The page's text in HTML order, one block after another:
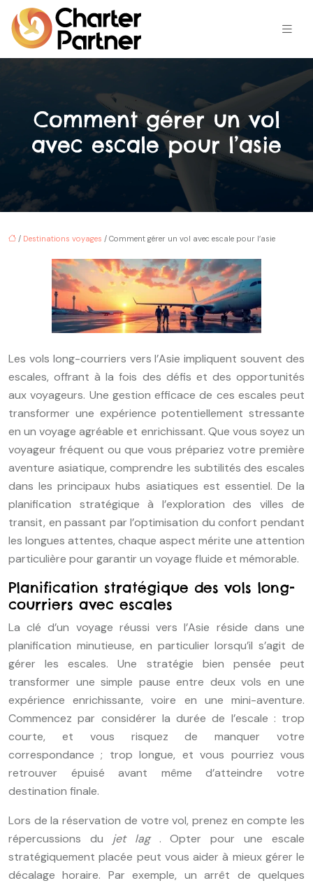
Comment gérer un vol
avec escale pour l’asie
/ Destinations voyages / Comment gérer un vol avec escale pour l’asie
Les vols long-courriers vers l’Asie impliquent souvent des
escales, offrant à la fois des défis et des opportunités
aux voyageurs. Une gestion efficace de ces escales peut
transformer une expérience potentiellement stressante
en un voyage agréable et enrichissant. Que vous soyez un
voyageur fréquent ou que vous prépariez votre première
aventure asiatique, comprendre les subtilités des escales
dans les principaux hubs asiatiques est essentiel. De la
planification stratégique à l’exploration des villes de
transit, en passant par l’optimisation du confort pendant
les longues attentes, chaque aspect mérite une attention
particulière pour garantir un voyage fluide et mémorable.
Planification stratégique des vols long-
courriers avec escales
La clé d’un voyage réussi vers l’Asie réside dans une
planification minutieuse, en particulier lorsqu’il s’agit de
gérer les escales. Une stratégie bien pensée peut
transformer une simple pause entre deux vols en une
expérience enrichissante, voire en une mini-aventure.
Commencez par considérer la durée de l’escale : trop
courte, et vous risquez de manquer votre
correspondance ; trop longue, et vous pourriez vous
retrouver épuisé avant même d’atteindre votre
destination finale.
Lors de la réservation de votre vol, prenez en compte les
répercussions du jet lag . Opter pour une escale
stratégiquement placée peut vous aider à mieux gérer le
décalage horaire. Par exemple, un arrêt de quelques